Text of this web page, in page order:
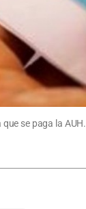
se paga la AUH.